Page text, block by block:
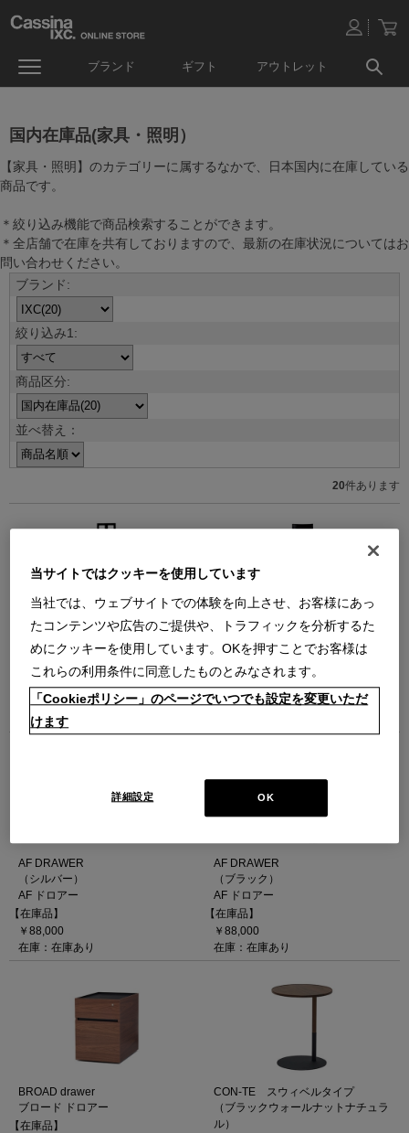
ブランド ギフト アウトレット
国内在庫品(家具・照明）
【家具・照明】のカテゴリーに属するなかで、日本国内に在庫している
商品です。
＊絞り込み機能で商品検索することができます。
＊全店舗で在庫を共有しておりますので、最新の在庫状況についてはお
問い合わせください。
並べ替え：
20件あります
A-CHAIR 510
A-チェア 510 ハイバックアームレ
スチェア
【在庫品】
￥407,000
在庫：残りわずか
A-CHAIR 511
A-チェア 511 ハイバックアームレ
スチェア
【在庫品】
￥506,000
AF DRAWER
（シルバー）
AF ドロアー
【在庫品】
￥88,000
在庫：在庫あり
AF DRAWER
（ブラック）
AF ドロアー
【在庫品】
￥88,000
在庫：在庫あり
BROAD drawer
ブロード ドロアー
【在庫品】
CON-TE スウィベルタイプ
（ブラックウォールナットナチュラ
ル）
当サイトではクッキーを使用しています
当社では、ウェブサイトでの体験を向上させ、お客様にあっ
たコンテンツや広告のご提供や、トラフィックを分析するた
めにクッキーを使用しています。OKを押すことでお客様は
これらの利用条件に同意したものとみなされます。
「Cookieポリシー」のページでいつでも設定を変更いただ
けます
OK
詳細設定